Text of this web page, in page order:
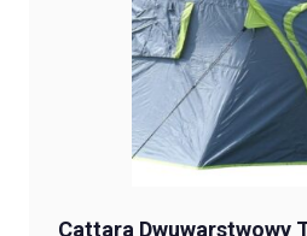
Cattara Dwuwarstwowy